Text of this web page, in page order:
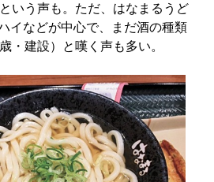
いう声も。ただ、はなまるうど
イなどが中心で、まだ酒の種類
・建設）と嘆く声も多い。